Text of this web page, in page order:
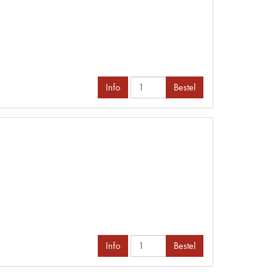
Info Bestel
Info Bestel